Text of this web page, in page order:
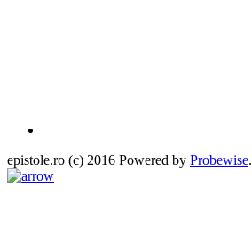
epistole.ro (c) 2016 Powered by Probewise.